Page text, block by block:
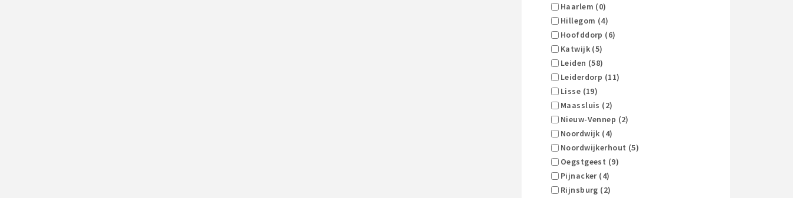
Haarlem (0)
Hillegom (4)
Hoofddorp (6)
Katwijk (5)
Leiden (58)
Leiderdorp (11)
Lisse (19)
Maassluis (2)
Nieuw-Vennep (2)
Noordwijk (4)
Noordwijkerhout (5)
Oegstgeest (9)
Pijnacker (4)
Rijnsburg (2)